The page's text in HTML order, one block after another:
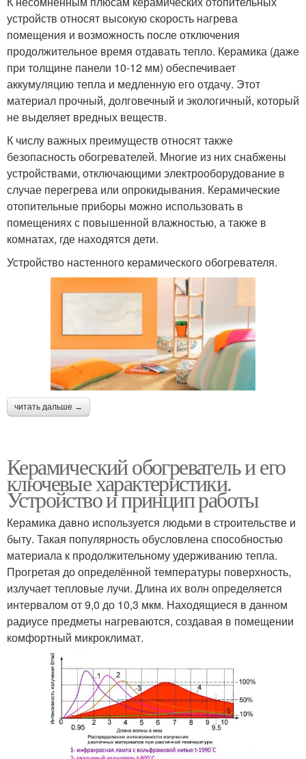
устройств относят высокую скорость нагрева
помещения и возможность после отключения
продолжительное время отдавать тепло. Керамика (даже
при толщине панели 10-12 мм) обеспечивает
аккумуляцию тепла и медленную его отдачу. Этот
материал прочный, долговечный и экологичный, который
не выделяет вредных веществ.
К числу важных преимуществ относят также
безопасность обогревателей. Многие из них снабжены
устройствами, отключающими электрооборудование в
случае перегрева или опрокидывания. Керамические
отопительные приборы можно использовать в
помещениях с повышенной влажностью, а также в
комнатах, где находятся дети.
Устройство настенного керамического обогревателя.
читать дальше →
Керамический обогреватель и его
ключевые характеристики.
Устройство и принцип работы
Керамика давно используется людьми в строительстве и
быту. Такая популярность обусловлена способностью
материала к продолжительному удерживанию тепла.
Прогретая до определённой температуры поверхность,
излучает тепловые лучи. Длина их волн определяется
интервалом от 9,0 до 10,3 мкм. Находящиеся в данном
радиусе предметы нагреваются, создавая в помещении
комфортный микроклимат.